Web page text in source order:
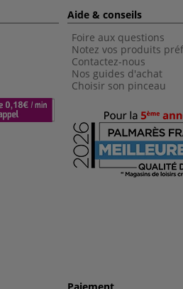
Aide & conseils
Foire aux questions
Notez vos produits
Contactez-nous
Nos guides d'achat
Choisir son pinceau